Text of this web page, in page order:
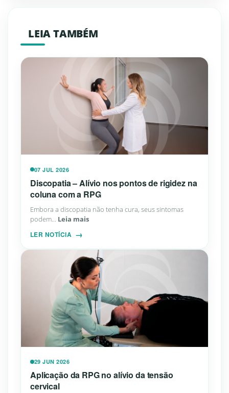
LEIA TAMBÉM
07 JUL 2026
Discopatia – Alívio nos pontos de rigidez na
coluna com a RPG
Embora a discopatia não tenha cura, seus sintomas
podem... Leia mais
LER NOTÍCIA
29 JUN 2026
Aplicação da RPG no alívio da tensão
cervical